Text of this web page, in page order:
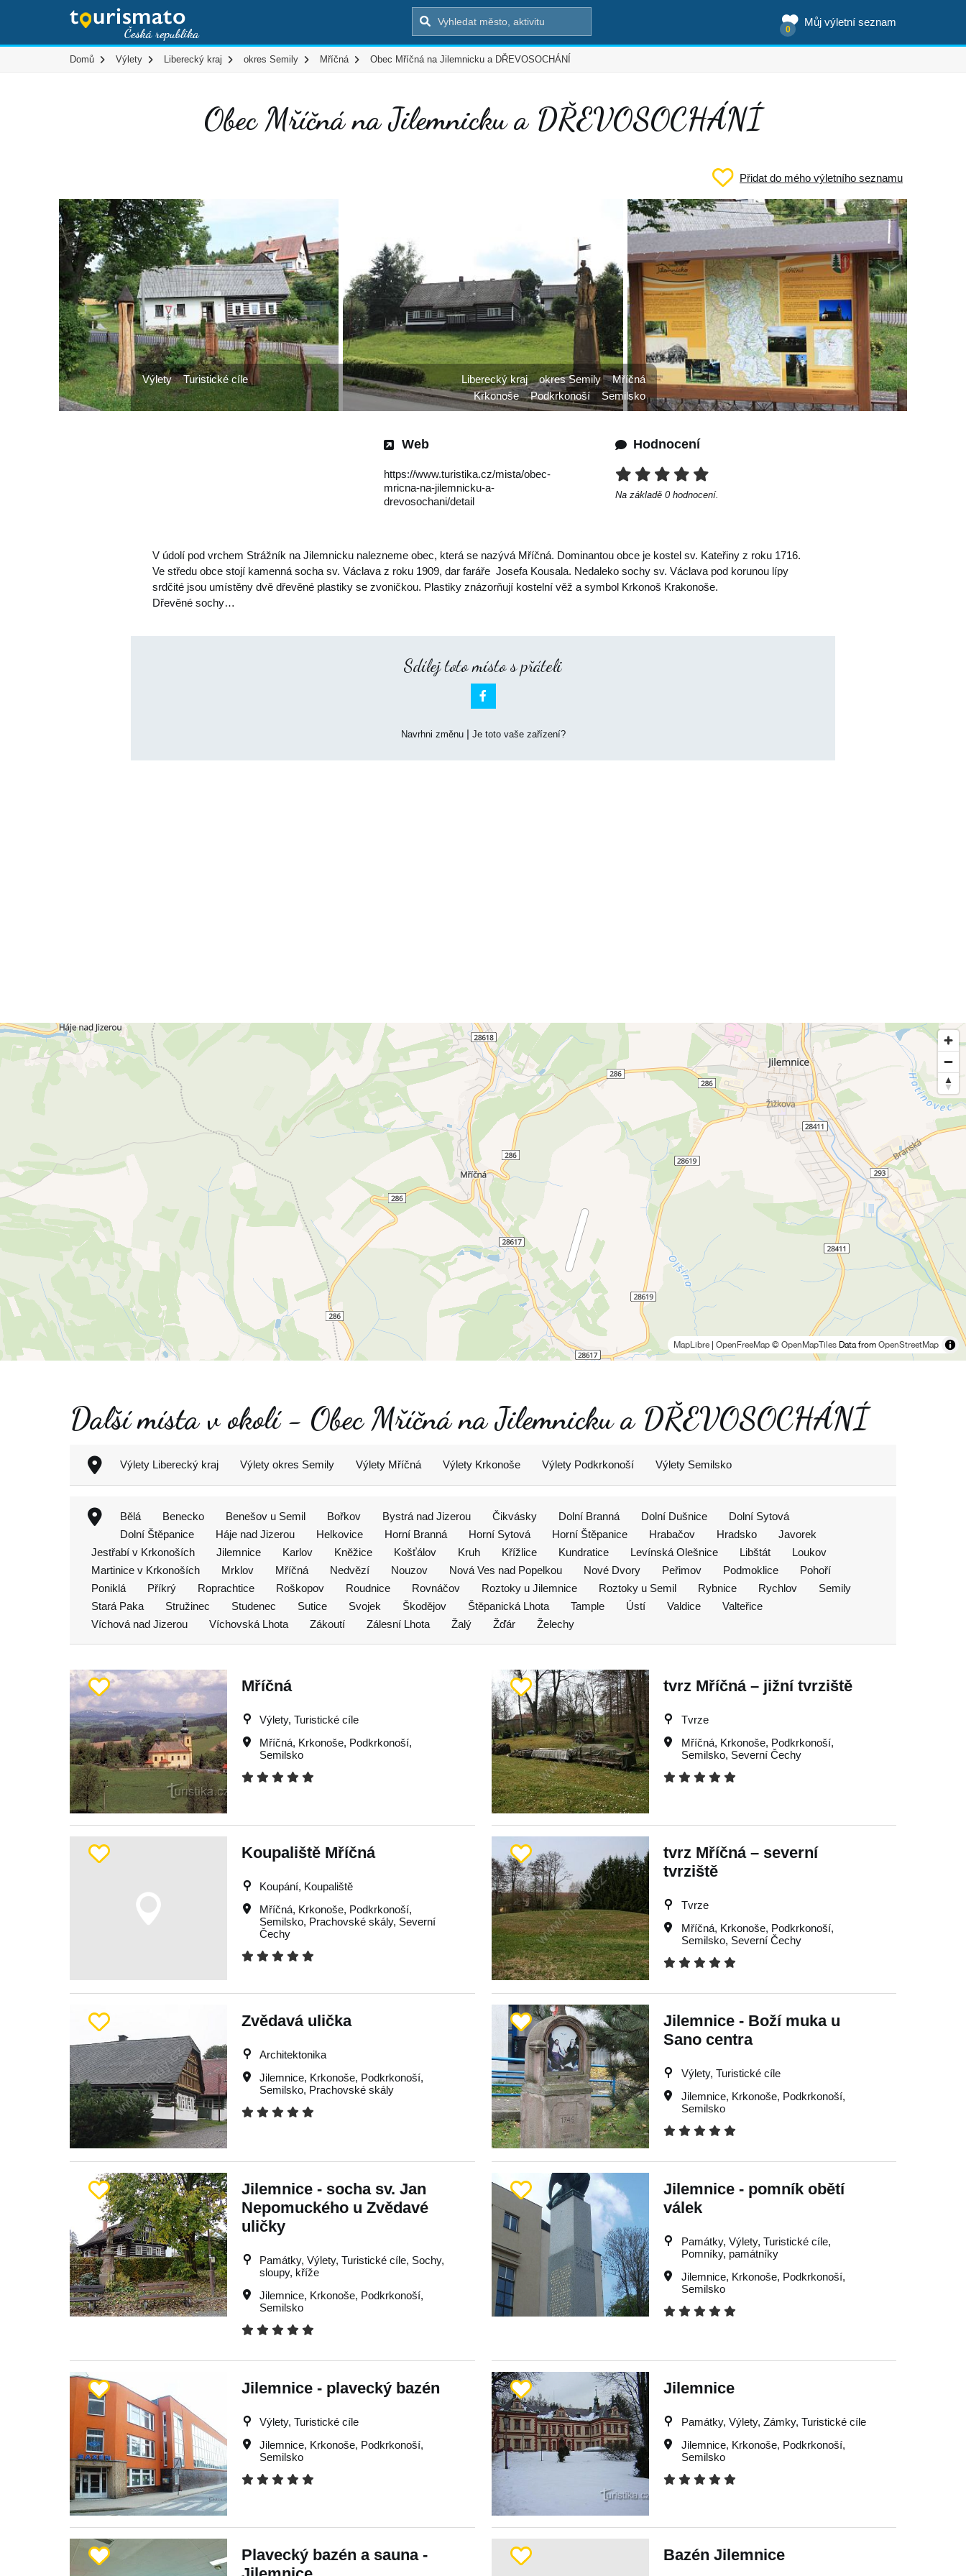
Můj výletní seznam
0
Domů Výlety Liberecký kraj okres Semily Mříčná Obec Mříčná na Jilemnicku a DŘEVOSOCHÁNÍ
Obec Mříčná na Jilemnicku a DŘEVOSOCHÁNÍ
Přidat do mého výletního seznamu
Web
https://www.turistika.cz/mista/obec-
mricna-na-jilemnicku-a-
drevosochani/detail
Hodnocení
Na základě 0 hodnocení.
V údolí pod vrchem Strážník na Jilemnicku nalezneme obec, která se nazývá Mříčná. Dominantou obce je kostel sv. Kateřiny z roku 1716.
Ve středu obce stojí kamenná socha sv. Václava z roku 1909, dar faráře Josefa Kousala. Nedaleko sochy sv. Václava pod korunou lípy
srdčité jsou umístěny dvě dřevěné plastiky se zvoničkou. Plastiky znázorňují kostelní věž a symbol Krkonoš Krakonoše.
Dřevěné sochy…
Výlety Turistické cíle Liberecký kraj okres Semily
Mříčná
Krkonoše
Podkrkonoší Semilsko
Sdílej toto místo s přáteli

Navrhni změnu| Je toto vaše zařízení?
MapLibre OpenFreeMap © OpenMapTiles Data from OpenStreetMap
Další místa v okolí - Obec Mříčná na Jilemnicku a DŘEVOSOCHÁNÍ
Výlety Liberecký kraj Výlety okres Semily Výlety Mříčná Výlety Krkonoše Výlety Podkrkonoší Výlety Semilsko
Bělá Benecko Benešov u Semil Bořkov Bystrá nad Jizerou Čikvásky Dolní Branná Dolní Dušnice
Dolní Sytová
Dolní Štěpanice
Háje nad Jizerou Helkovice Horní Branná Horní Sytová Horní Štěpanice Hrabačov Hradsko
Javorek
Jestřabí v Krkonoších
Jilemnice Karlov Kněžice Košťálov Kruh Křížlice Kundratice Levínská Olešnice Libštát
Loukov
Martinice v Krkonoších
Mrklov Mříčná Nedvězí Nouzov Nová Ves nad Popelkou Nové Dvory Peřimov Podmoklice
Pohoří
Poniklá
Příkrý Roprachtice Roškopov Roudnice Rovnáčov Roztoky u Jilemnice Roztoky u Semil Rybnice Rychlov
Semily
Stará Paka
Stružinec Studenec Sutice Svojek Škodějov Štěpanická Lhota Tample Ústí Valdice
Valteřice
Víchová nad Jizerou
Víchovská Lhota Zákoutí Zálesní Lhota Žalý Žďár Želechy
Mříčná
Výlety, Turistické cíle
Mříčná, Krkonoše, Podkrkonoší,
Semilsko
tvrz Mříčná – jižní tvrziště
Tvrze
Mříčná, Krkonoše, Podkrkonoší,
Semilsko, Severní Čechy
Koupaliště Mříčná
Koupání, Koupaliště
Mříčná, Krkonoše, Podkrkonoší,
Semilsko, Prachovské skály, Severní
Čechy
tvrz Mříčná – severní
tvrziště
Tvrze
Mříčná, Krkonoše, Podkrkonoší,
Semilsko, Severní Čechy
Zvědavá ulička
Architektonika
Jilemnice, Krkonoše, Podkrkonoší,
Semilsko, Prachovské skály
Jilemnice - Boží muka u
Sano centra
Výlety, Turistické cíle
Jilemnice, Krkonoše, Podkrkonoší,
Semilsko
Jilemnice - socha sv. Jan
Nepomuckého u Zvědavé
uličky
Památky, Výlety, Turistické cíle, Sochy,
sloupy, kříže
Jilemnice, Krkonoše, Podkrkonoší,
Semilsko
Jilemnice - pomník obětí
válek
Památky, Výlety, Turistické cíle,
Pomníky, památníky
Jilemnice, Krkonoše, Podkrkonoší,
Semilsko
Jilemnice - plavecký bazén
Výlety, Turistické cíle
Jilemnice, Krkonoše, Podkrkonoší,
Semilsko
Jilemnice
Památky, Výlety, Zámky, Turistické cíle
Jilemnice, Krkonoše, Podkrkonoší,
Semilsko
Plavecký bazén a sauna -
Bazén Jilemnice